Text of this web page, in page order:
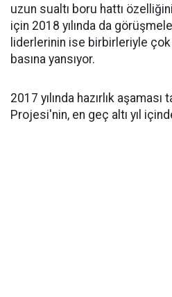
uzun sualtı boru hattı
için 2018 yılında da
liderlerinin ise birbirleriyle
basına yansıyor.
2017 yılında hazırlık
Projesi'nin, en geç altı yıl